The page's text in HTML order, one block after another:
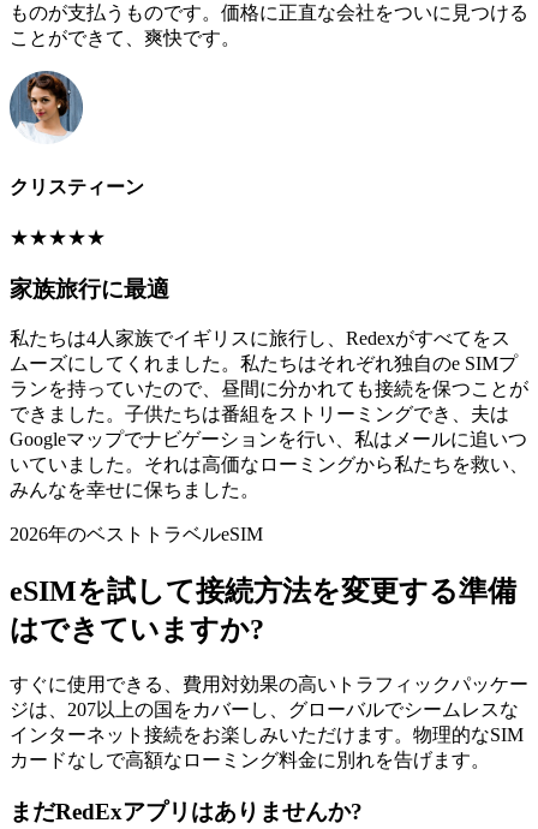
ものが支払うものです。価格に正直な会社をついに見つける
ことができて、爽快です。
クリスティーン
★★★★★
家族旅行に最適
私たちは4人家族でイギリスに旅行し、Redexがすべてをス
ムーズにしてくれました。私たちはそれぞれ独自のe SIMプ
ランを持っていたので、昼間に分かれても接続を保つことが
できました。子供たちは番組をストリーミングでき、夫は
Googleマップでナビゲーションを行い、私はメールに追いつ
いていました。それは高価なローミングから私たちを救い、
みんなを幸せに保ちました。
2026年のベストトラベルeSIM
eSIMを試して接続方法を変更する準備
はできていますか?
すぐに使用できる、費用対効果の高いトラフィックパッケー
ジは、207以上の国をカバーし、グローバルでシームレスな
インターネット接続をお楽しみいただけます。物理的なSIM
カードなしで高額なローミング料金に別れを告げます。
まだRedExアプリはありませんか?